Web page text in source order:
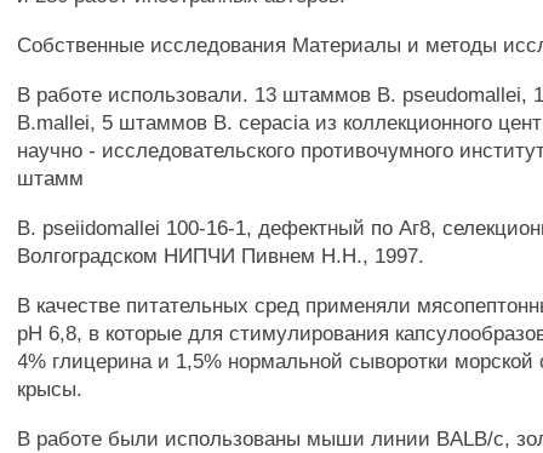
Собственные исследования Материалы и методы
В работе использовали. 13 штаммов В. pseudomallei,
B.mallei, 5 штаммов В. cepacia из коллекционного
научно - исследовательского противочумного
штамм
В. pseiidomallei 100-16-1, дефектный по Аг8,
Волгоградском НИПЧИ Пивнем Н.Н., 1997.
В качестве питательных сред применяли
рН 6,8, в которые для стимулирования
4% глицерина и 1,5% нормальной сыворотки морской
крысы.
В работе были использованы мыши линии BALB/c,